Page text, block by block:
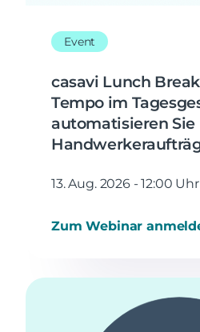
Event
casavi Lunch
Tempo im
automatisieren Sie
13. Aug. 2026 - 12:00 Uhr
Zum Webinar